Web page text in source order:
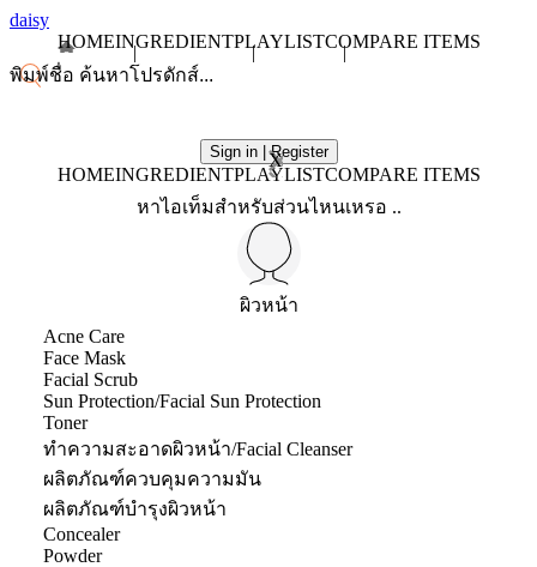
daisy
HOMEINGREDIENTPLAYLISTCOMPARE ITEMS
Sign in | Register
X
HOMEINGREDIENTPLAYLISTCOMPARE ITEMS
หาไอเท็มสำหรับส่วนไหนเหรอ ..
ผิวหน้า
Acne Care
Face Mask
Facial Scrub
Sun Protection/Facial Sun Protection
Toner
ทำความสะอาดผิวหน้า/Facial Cleanser
ผลิตภัณฑ์ควบคุมความมัน
ผลิตภัณฑ์บำรุงผิวหน้า
Concealer
Powder